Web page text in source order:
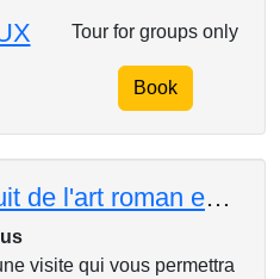
Tour for groups only
Book
Circuit de l'art roman en Bourgogne
visite qui vous permettra